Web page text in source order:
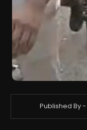
Published By -